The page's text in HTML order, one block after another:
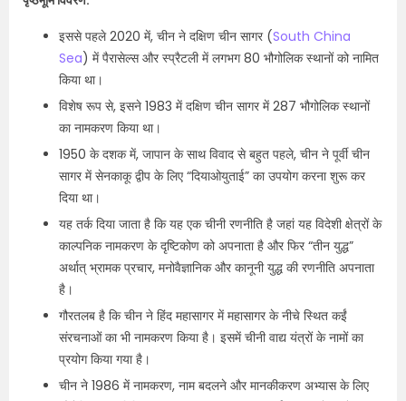
इससे पहले 2020 में, चीन ने दक्षिण चीन सागर (South China
Sea) में पैरासेल्स और स्प्रैटली में लगभग 80 भौगोलिक स्थानों को नामित
किया था।
विशेष रूप से, इसने 1983 में दक्षिण चीन सागर में 287 भौगोलिक स्थानों
का नामकरण किया था।
1950 के दशक में, जापान के साथ विवाद से बहुत पहले, चीन ने पूर्वी चीन
सागर में सेनकाकू द्वीप के लिए “दियाओयुताई” का उपयोग करना शुरू कर
दिया था।
यह तर्क दिया जाता है कि यह एक चीनी रणनीति है जहां यह विदेशी क्षेत्रों के
काल्पनिक नामकरण के दृष्टिकोण को अपनाता है और फिर “तीन युद्ध”
अर्थात् भ्रामक प्रचार, मनोवैज्ञानिक और कानूनी युद्ध की रणनीति अपनाता
है।
गौरतलब है कि चीन ने हिंद महासागर में महासागर के नीचे स्थित कईं
संरचनाओं का भी नामकरण किया है। इसमें चीनी वाद्य यंत्रों के नामों का
प्रयोग किया गया है।
चीन ने 1986 में नामकरण, नाम बदलने और मानकीकरण अभ्यास के लिए